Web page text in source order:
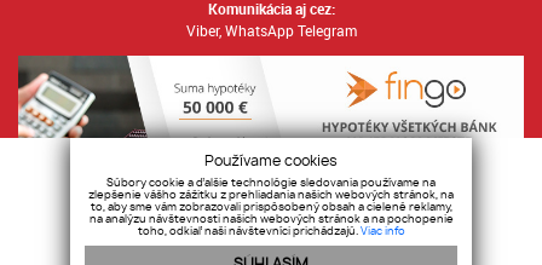
Komunikácia aj cez:
Viber, WhatsApp Telegram
Ochrana osobných údajov
Používame cookies
Súbory cookie a ďalšie technológie sledovania používame na
zlepšenie vášho zážitku z prehliadania našich webových stránok, na
to, aby sme vám zobrazovali prispôsobený obsah a cielené reklamy,
na analýzu návštevnosti našich webových stránok a na pochopenie
toho, odkiaľ naši návštevníci prichádzajú. Viac info